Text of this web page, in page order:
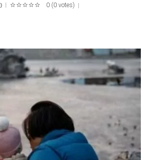
0 (0 votes)